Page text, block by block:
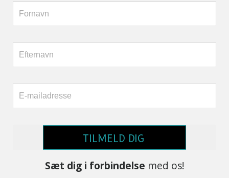
TILMELD DIG
Sæt dig i forbindelse med os!